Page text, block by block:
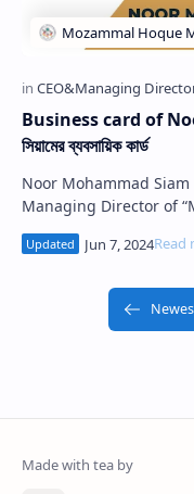
Business card of
সিয়ামের ব্যবসায়িক কার্ড
Noor Mohammad Siam is the Chief Executive Officer and
Managing Director of “Mozammal Hoque Market” . He was
born in 2006 in…